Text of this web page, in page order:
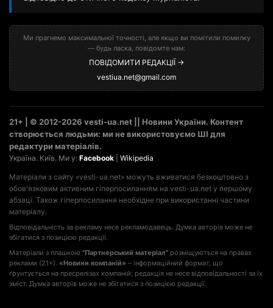
Ми прагнемо максимальної точності, але якщо ви помітили помилку
— будь ласка, повідомте нам:
ПОВІДОМИТИ РЕДАКЦІЇ →
vestiua.net@gmail.com
21+ | © 2012-2026 vesti-ua.net || Новини України. Контент
створюється людьми: ми не використовуємо ШІ для
редактури матеріалів.
Україна. Київ. Ми у: Facebook Wikipedia
Матеріали з сайту «vesti-ua.net» можуть вживатися безкоштовно з
обов'язковим активним гіперпосиланням на vesti-ua.net у першому
абзаці. Також гіперпосилання необхідне при використанні частини
матеріалу.
Відповідальність за рекламу несе рекламодавець. Думка авторів може не
збігатися з позицією редакції.
Матеріали з плашкою "Партнерський матеріал" розміщуються на правах
реклами (21+). «Новини компаній» – інформаційний формат, що
ґрунтується на пресрелізах компаній; редакція не несе відповідальності за їх
зміст. Думка авторів може не збігатися з позицією редакції.